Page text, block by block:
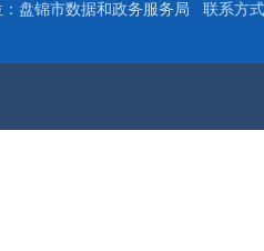
盘锦市数据和政务服务局 联系方